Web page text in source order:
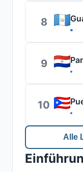
8
9
10
Alle